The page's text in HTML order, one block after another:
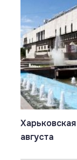
августа